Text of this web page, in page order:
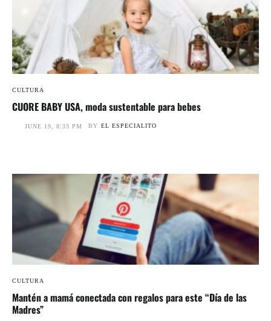
CULTURA
CUORE BABY USA, moda sustentable para bebes
JUNE 19, 8:33 PM BY EL ESPECIALITO
CULTURA
Mantén a mamá conectada con regalos para este “Día de las
Madres”